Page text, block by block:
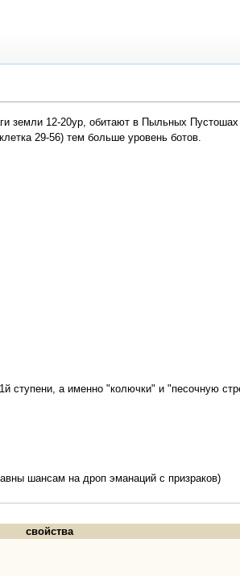
земли 12-20ур, обитают в Пыльных Пустошах
29-56) тем больше уровень ботов.
1й ступени, а именно "колючки" и "песочную
шансам на дроп эманаций с призраков)
свойства